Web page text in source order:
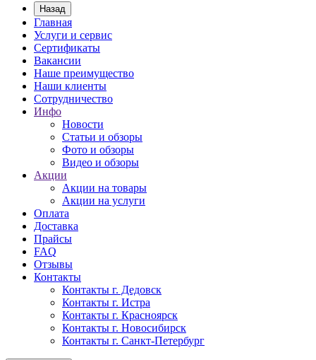
Назад
Главная
Услуги и сервис
Сертификаты
Вакансии
Наше преимущество
Наши клиенты
Сотрудничество
Инфо
Новости
Статьи и обзоры
Фото и обзоры
Видео и обзоры
Акции
Акции на товары
Акции на услуги
Оплата
Доставка
Прайсы
FAQ
Отзывы
Контакты
Контакты г. Дедовск
Контакты г. Истра
Контакты г. Красноярск
Контакты г. Новосибирск
Контакты г. Санкт-Петербург